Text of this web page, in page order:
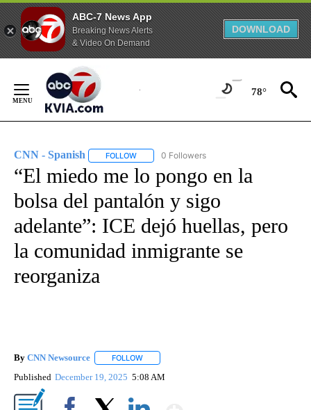
ABC-7 News App
Breaking News Alerts
& Video On Demand
DOWNLOAD
Content
78°
CNN - Spanish FOLLOW FOLLOW "CNN - SPANISH" TO RECEIVE
0 Followers
“El miedo me lo pongo en la
bolsa del pantalón y sigo
adelante”: ICE dejó huellas, pero
la comunidad inmigrante se
reorganiza
By CNN Newsource FOLLOW
Published December 19, 2025 5:08 AM